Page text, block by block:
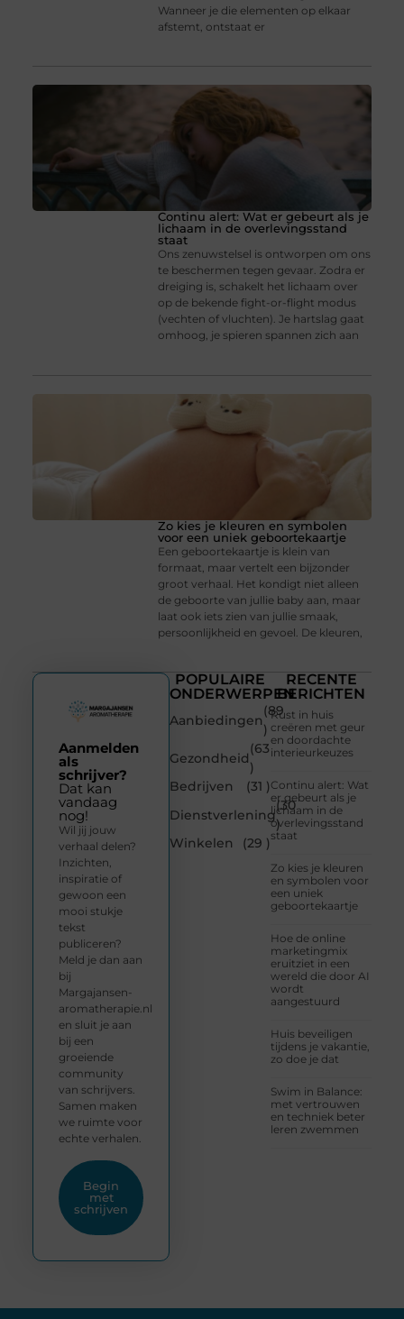
Wanneer je die elementen op elkaar
afstemt, ontstaat er
Continu alert: Wat er gebeurt als je
lichaam in de overlevingsstand
staat
Ons zenuwstelsel is ontworpen om ons
te beschermen tegen gevaar. Zodra er
dreiging is, schakelt het lichaam over
op de bekende fight-or-flight modus
(vechten of vluchten). Je hartslag gaat
omhoog, je spieren spannen zich aan
Zo kies je kleuren en symbolen
voor een uniek geboortekaartje
Een geboortekaartje is klein van
formaat, maar vertelt een bijzonder
groot verhaal. Het kondigt niet alleen
de geboorte van jullie baby aan, maar
laat ook iets zien van jullie smaak,
persoonlijkheid en gevoel. De kleuren,
POPULAIRE
ONDERWERPEN
Aanbiedingen
(89
)
Gezondheid
(63
)
Bedrijven
(31 )
Dienstverlening
(30
)
Winkelen
(29 )
RECENTE
BERICHTEN
Rust in huis
creëren met geur
en doordachte
interieurkeuzes
Continu alert: Wat
er gebeurt als je
lichaam in de
overlevingsstand
staat
Zo kies je kleuren
en symbolen voor
een uniek
geboortekaartje
Hoe de online
marketingmix
eruitziet in een
wereld die door AI
wordt
aangestuurd
Huis beveiligen
tijdens je vakantie,
zo doe je dat
Swim in Balance:
met vertrouwen
en techniek beter
leren zwemmen
Aanmelden
als
schrijver?
Dat kan
vandaag
nog!
Wil jij jouw
verhaal delen?
Inzichten,
inspiratie of
gewoon een
mooi stukje
tekst
publiceren?
Meld je dan aan
bij
Margajansen-
aromatherapie.nl
en sluit je aan
bij een
groeiende
community
van schrijvers.
Samen maken
we ruimte voor
echte verhalen.
Begin
met
schrijven